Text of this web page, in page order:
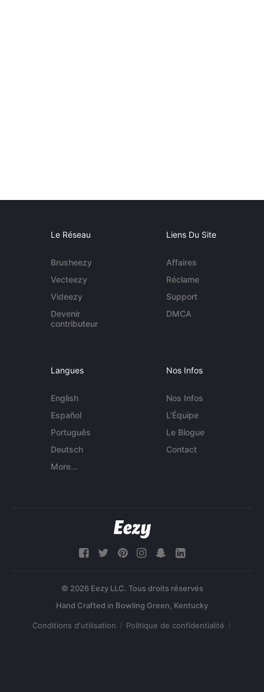
Le Réseau
Brusheezy
Vecteezy
Videezy
Devenir
contributeur
Liens Du Site
Affaires
Réclame
Support
DMCA
Langues
English
Español
Português
Deutsch
More...
Nos Infos
Nos Infos
L'Équipe
Le Blogue
Contact
© 2026 Eezy LLC. Tous droits réservés
Conditions d'utilisation Politique de confidentialité